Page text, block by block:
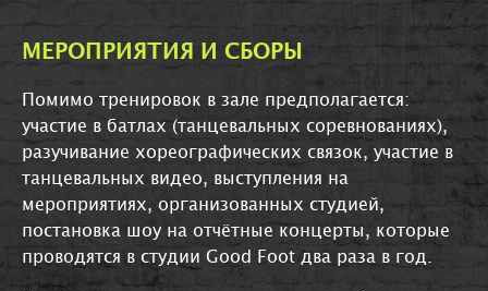
МЕРОПРИЯТИЯ И СБОРЫ
Помимо тренировок в зале предполагается:
участие в батлах (танцевальных соревнованиях),
разучивание хореографических связок, участие в
танцевальных видео, выступления на
мероприятиях, организованных студией,
постановка шоу на отчётные концерты, которые
проводятся в студии Good Foot два раза в год.